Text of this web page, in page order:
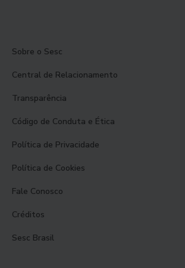
Sobre o Sesc
Central de Relacionamento
Transparência
Código de Conduta e Ética
Política de Privacidade
Política de Cookies
Fale Conosco
Créditos
Sesc Brasil